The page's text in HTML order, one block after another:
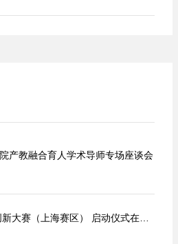
产教融合育人学术导师专场座谈会